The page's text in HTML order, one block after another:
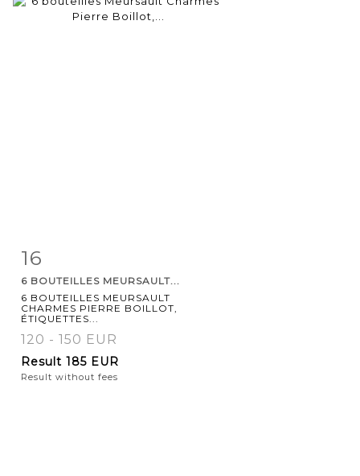
Item detail
16
6 BOUTEILLES MEURSAULT...
6 BOUTEILLES MEURSAULT
CHARMES PIERRE BOILLOT,
ÉTIQUETTES...
120 - 150 EUR
Result 185 EUR
Result without fees